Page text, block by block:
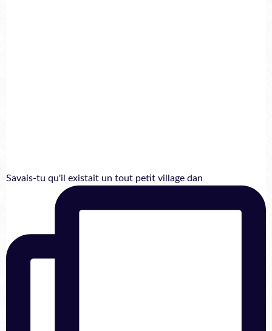
Savais-tu qu'il existait un tout petit village dan